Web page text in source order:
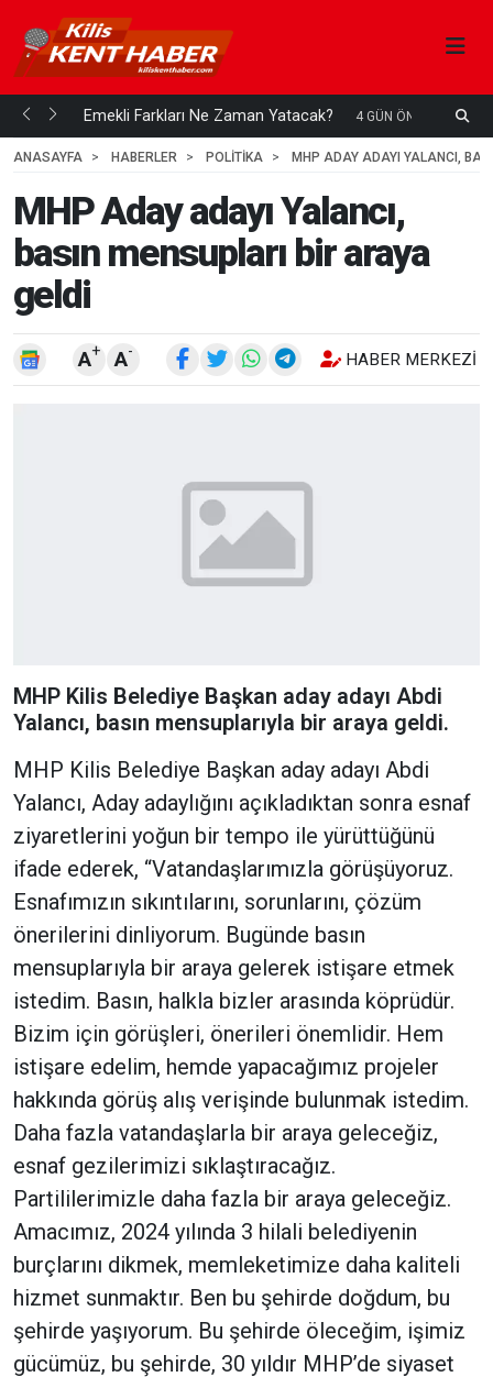
mi... Emekli Farkları Ne Zaman Yatacak? 4 GÜN ÖNCE
ANASAYFA
HABERLER POLİTİKA MHP ADAY ADAYI YALANCI,
MHP Aday adayı Yalancı,
basın mensupları bir araya
geldi
A+ A- HABER MERKEZI
MHP Kilis Belediye Başkan aday adayı Abdi
Yalancı, basın mensuplarıyla bir araya geldi.
MHP Kilis Belediye Başkan aday adayı Abdi
Yalancı, Aday adaylığını açıkladıktan sonra esnaf
ziyaretlerini yoğun bir tempo ile yürüttüğünü
ifade ederek, “Vatandaşlarımızla görüşüyoruz.
Esnafımızın sıkıntılarını, sorunlarını, çözüm
önerilerini dinliyorum. Bugünde basın
mensuplarıyla bir araya gelerek istişare etmek
istedim. Basın, halkla bizler arasında köprüdür.
Bizim için görüşleri, önerileri önemlidir. Hem
istişare edelim, hemde yapacağımız projeler
hakkında görüş alış verişinde bulunmak istedim.
Daha fazla vatandaşlarla bir araya geleceğiz,
esnaf gezilerimizi sıklaştıracağız.
Partililerimizle daha fazla bir araya geleceğiz.
Amacımız, 2024 yılında 3 hilali belediyenin
burçlarını dikmek, memleketimize daha kaliteli
hizmet sunmaktır. Ben bu şehirde doğdum, bu
şehirde yaşıyorum. Bu şehirde öleceğim, işimiz
gücümüz, bu şehirde, 30 yıldır MHP’de siyaset